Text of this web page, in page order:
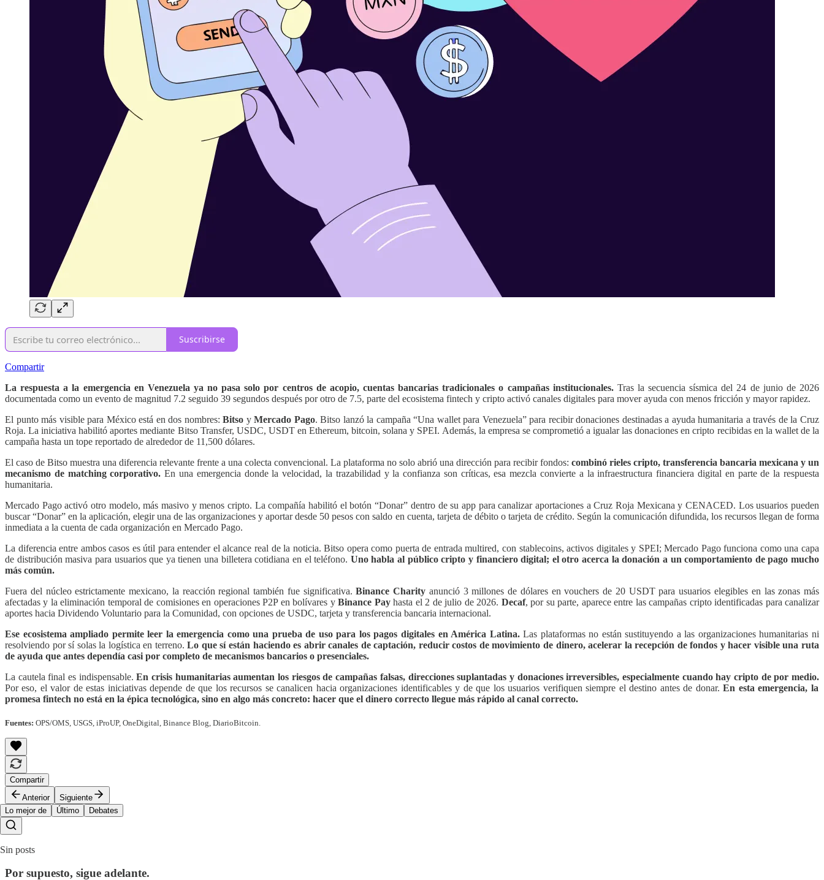
Suscribirse
Compartir
La respuesta a la emergencia en Venezuela ya no pasa solo por centros de acopio, cuentas bancarias tradicionales o campañas institucionales.Tras la secuencia sísmica del 24 de junio de 2026
documentada como un evento de magnitud 7.2 seguido 39 segundos después por otro de 7.5, parte del ecosistema fintech y cripto activó canales digitales para mover ayuda con menos fricción y mayor rapidez.
El punto más visible para México está en dos nombres:Bitso yMercado Pago. Bitso lanzó la campaña “Una wallet para Venezuela” para recibir donaciones destinadas a ayuda humanitaria a través de la Cruz
Roja. La iniciativa habilitó aportes mediante Bitso Transfer, USDC, USDT en Ethereum, bitcoin, solana y SPEI. Además, la empresa se comprometió a igualar las donaciones en cripto recibidas en la wallet de la
campaña hasta un tope reportado de alrededor de 11,500 dólares.
El caso de Bitso muestra una diferencia relevante frente a una colecta convencional. La plataforma no solo abrió una dirección para recibir fondos: combinó rieles cripto, transferencia bancaria mexicana y un
mecanismo de matching corporativo.En una emergencia donde la velocidad, la trazabilidad y la confianza son críticas, esa mezcla convierte a la infraestructura financiera digital en parte de la respuesta
humanitaria.
Mercado Pago activó otro modelo, más masivo y menos cripto. La compañía habilitó el botón “Donar” dentro de su app para canalizar aportaciones a Cruz Roja Mexicana y CENACED. Los usuarios pueden
buscar “Donar” en la aplicación, elegir una de las organizaciones y aportar desde 50 pesos con saldo en cuenta, tarjeta de débito o tarjeta de crédito. Según la comunicación difundida, los recursos llegan de forma
inmediata a la cuenta de cada organización en Mercado Pago.
La diferencia entre ambos casos es útil para entender el alcance real de la noticia. Bitso opera como puerta de entrada multired, con stablecoins, activos digitales y SPEI; Mercado Pago funciona como una capa
de distribución masiva para usuarios que ya tienen una billetera cotidiana en el teléfono. Uno habla al público cripto y financiero digital; el otro acerca la donación a un comportamiento de pago mucho
más común.
Fuera del núcleo estrictamente mexicano, la reacción regional también fue significativa.Binance Charity anunció 3 millones de dólares en vouchers de 20 USDT para usuarios elegibles en las zonas más
afectadas y la eliminación temporal de comisiones en operaciones P2P en bolívares yBinance Payhasta el 2 de julio de 2026. Decaf, por su parte, aparece entre las campañas cripto identificadas para canalizar
aportes hacia Dividendo Voluntario para la Comunidad, con opciones de USDC, tarjeta y transferencia bancaria internacional.
Ese ecosistema ampliado permite leer la emergencia como una prueba de uso para los pagos digitales en América Latina.Las plataformas no están sustituyendo a las organizaciones humanitarias ni
resolviendo por sí solas la logística en terreno.Lo que sí están haciendo es abrir canales de captación, reducir costos de movimiento de dinero, acelerar la recepción de fondos y hacer visible una ruta
de ayuda que antes dependía casi por completo de mecanismos bancarios o presenciales.
La cautela final es indispensable.En crisis humanitarias aumentan los riesgos de campañas falsas, direcciones suplantadas y donaciones irreversibles, especialmente cuando hay cripto de por medio.
Por eso, el valor de estas iniciativas depende de que los recursos se canalicen hacia organizaciones identificables y de que los usuarios verifiquen siempre el destino antes de donar.En esta emergencia, la
promesa fintech no está en la épica tecnológica, sino en algo más concreto: hacer que el dinero correcto llegue más rápido al canal correcto.
Fuentes: OPS/OMS, USGS, iProUP, OneDigital, Binance Blog, DiarioBitcoin.
Compartir
Anterior
Siguiente
Lo mejor de
Último Debates
Sin posts
Por supuesto, sigue adelante.